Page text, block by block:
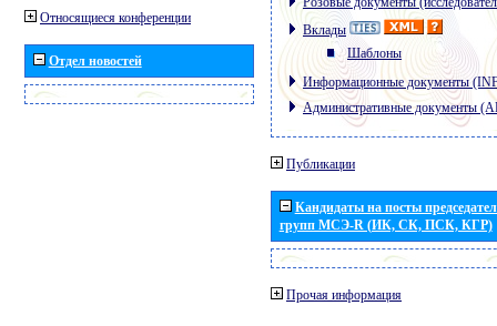
Относящиеся конференции
Отдел новостей
Вклады
Шаблоны
Информационные документы
Административные документы
Публикации
Кандидаты на посты
групп МСЭ-R (ИК, СК, ПСК, КГР)
Прочая информация